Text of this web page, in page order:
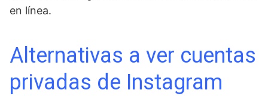
en línea.
Alternativas a⁣ ver cuentas
privadas de Instagram